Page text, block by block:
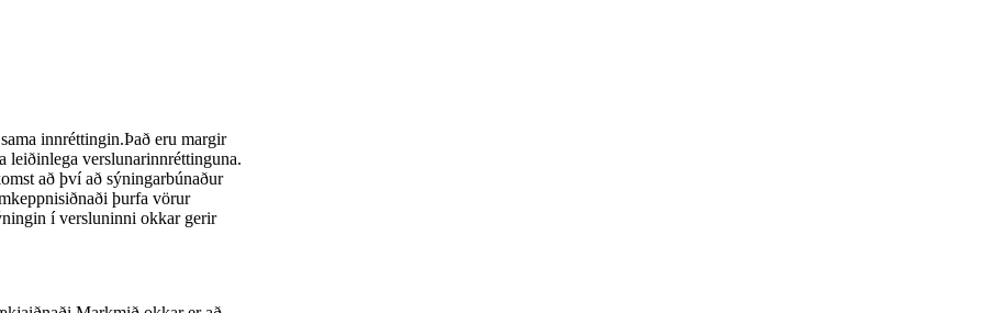
innréttingin.Það eru margir
leiðinlega verslunarinnréttinguna.
að því að sýningarbúnaður
þurfa vörur
í versluninni okkar gerir